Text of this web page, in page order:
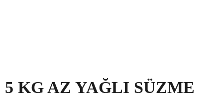
5 KG AZ YAĞLI SÜZME